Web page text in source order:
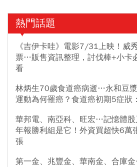
熱門話題
《吉伊卡哇》電影7/31上映！威
票…販售資訊整理，討伐棒+小卡
看
林炳生70歲食道癌病逝…永和豆
運動為何罹癌？食道癌初期5症狀
華邦電、南亞科、旺宏…記憶體
年報勝利組是它！外資買超快6萬
張
第一金、兆豐金、華南金、合庫